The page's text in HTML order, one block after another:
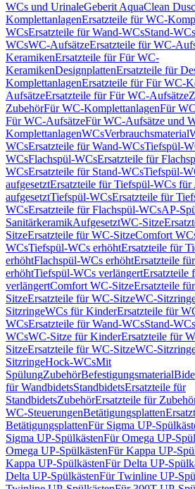
WCs und UrinaleGeberit AquaClean
KomplettanlagenErsatzteile für WC-
WCsErsatzteile für Wand-WCsStand-WCs
WCsWC-AufsätzeErsatzteile für WC-
KeramikenErsatzteile für Für WC-
KeramikenDesignplattenErsatzteile für
KomplettanlagenErsatzteile für Für WC-
AufsätzeErsatzteile für Für WC-Aufsätze
ZubehörFür WC-KomplettanlagenFür
Für WC-AufsätzeFür WC-Aufsätze und
KomplettanlagenWCsVerbrauchsmaterial
WCsErsatzteile für Wand-WCsTiefspül-
WCsFlachspül-WCsErsatzteile für
WCsErsatzteile für Stand-WCsTiefspül-
aufgesetztErsatzteile für Tiefspül-WCs für
aufgesetztTiefspül-WCsErsatzteile für
WCsErsatzteile für Flachspül-WCsAP-
SanitärkeramikAufgesetztWC-Sitze
SitzeErsatzteile für WC-SitzeComfort
WCsTiefspül-WCs erhöhtErsatzteile für
erhöhtFlachspül-WCs erhöhtErsatzteile
erhöhtTiefspül-WCs verlängertErsatzteile
verlängertComfort WC-SitzeErsatzteile
SitzeErsatzteile für WC-SitzeWC-
SitzringeWCs für KinderErsatzteile für
WCsErsatzteile für Wand-WCsStand-WCs
WCsWC-Sitze für KinderErsatzteile für
SitzeErsatzteile für WC-SitzeWC-
SitzringeHock-WCsMit
SpülungZubehörBefestigungsmaterial
für WandbidetsStandbidetsErsatzteile für
StandbidetsZubehörErsatzteile für
WC-SteuerungenBetätigungsplatten
BetätigungsplattenFür Sigma UP-
Sigma UP-SpülkästenFür Omega UP-
Omega UP-SpülkästenFür Kappa UP-
Kappa UP-SpülkästenFür Delta UP-
Delta UP-SpülkästenFür Twinline UP-